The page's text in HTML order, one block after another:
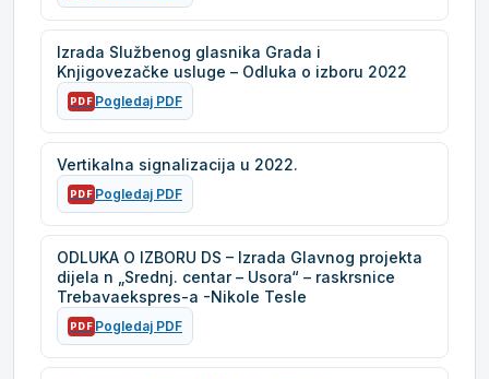
Izrada Službenog glasnika Grada i
Knjigovezačke usluge – Odluka o izboru 2022
PDF Pogledaj PDF
Vertikalna signalizacija u 2022.
PDF Pogledaj PDF
ODLUKA O IZBORU DS – Izrada Glavnog projekta
dijela n „Srednj. centar – Usora“ – raskrsnice
Trebavaekspres-a -Nikole Tesle
PDF Pogledaj PDF